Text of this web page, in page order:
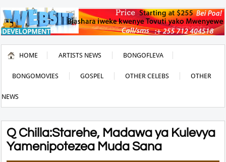
HOME ARTISTS NEWS BONGOFLEVA
BONGOMOVIES GOSPEL OTHER CELEBS OTHER
NEWS
Q Chilla:Starehe, Madawa ya Kulevya
Yamenipotezea Muda Sana